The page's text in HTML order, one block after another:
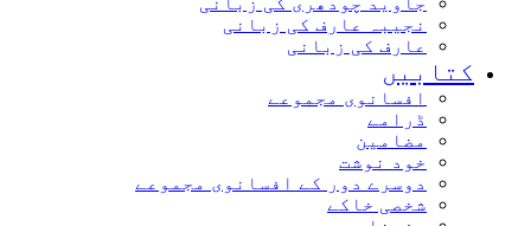
نجیبہ عارف کی زبانی
عارف کی زبانی
کتابیں
افسانوی مجموعے
ڈرامے
مضامین
خود نوشت
دوسرے دور کے افسانوی مجموعے
شخصی خاکے